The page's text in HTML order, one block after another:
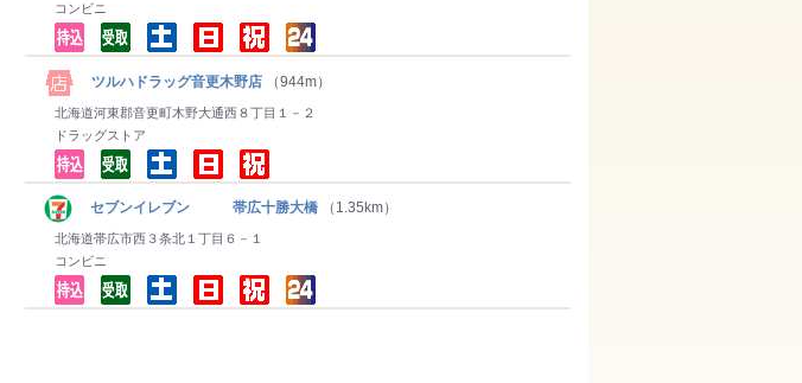
コンビニ
ツルハドラッグ音更木野店 （944m）
北海道河東郡音更町木野大通西８丁目１－２
ドラッグストア
セブンイレブン 帯広十勝大橋 （1.35km）
北海道帯広市西３条北１丁目６－１
コンビニ